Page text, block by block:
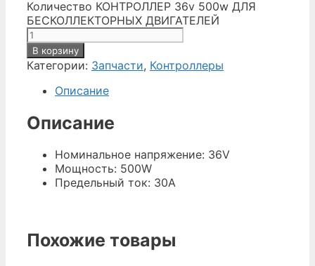
Количество КОНТРОЛЛЕР 36v 500w ДЛЯ
БЕСКОЛЛЕКТОРНЫХ ДВИГАТЕЛЕЙ
В корзину
Категории: Запчасти, Контроллеры
Описание
Описание
Номинальное напряжение: 36V
Мощность: 500W
Предельный ток: 30A
Похожие товары